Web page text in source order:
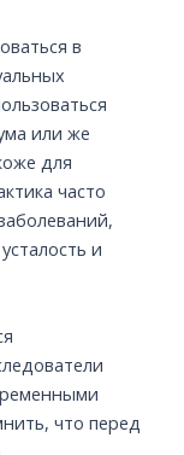
в
или же
для
часто
и
что перед